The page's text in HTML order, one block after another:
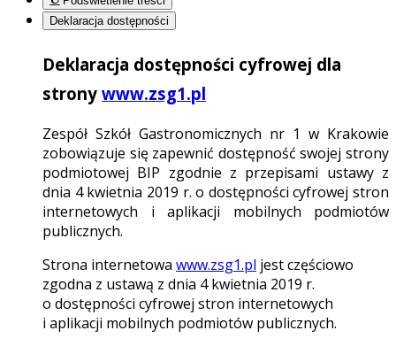
Deklaracja dostępności
Deklaracja dostępności cyfrowej dla
strony www.zsg1.pl
Zespół Szkół Gastronomicznych nr 1 w Krakowie
zobowiązuje się zapewnić dostępność swojej strony
podmiotowej BIP zgodnie z przepisami ustawy z
dnia 4 kwietnia 2019 r. o dostępności cyfrowej stron
internetowych i aplikacji mobilnych podmiotów
publicznych.
Strona internetowa www.zsg1.pl jest częściowo
zgodna z ustawą z dnia 4 kwietnia 2019 r.
o dostępności cyfrowej stron internetowych
i aplikacji mobilnych podmiotów publicznych.